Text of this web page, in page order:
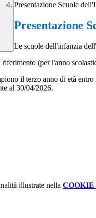
Presentazione Scuole
Presentazione
Le scuole dell'infanzia
(per l'anno
il terzo anno di età
al 30/04/2026.
illustrate nella